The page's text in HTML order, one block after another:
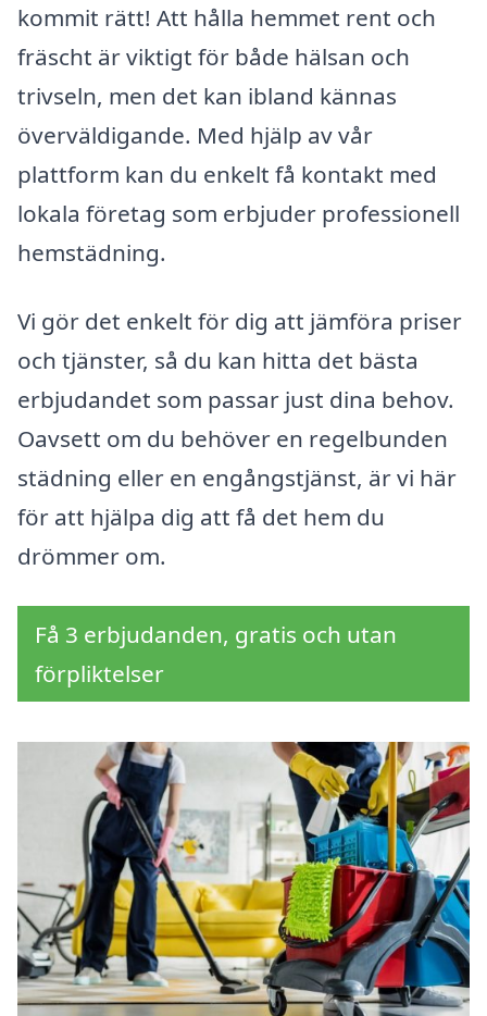
kommit rätt! Att hålla hemmet rent och
fräscht är viktigt för både hälsan och
trivseln, men det kan ibland kännas
överväldigande. Med hjälp av vår
plattform kan du enkelt få kontakt med
lokala företag som erbjuder professionell
hemstädning.
Vi gör det enkelt för dig att jämföra priser
och tjänster, så du kan hitta det bästa
erbjudandet som passar just dina behov.
Oavsett om du behöver en regelbunden
städning eller en engångstjänst, är vi här
för att hjälpa dig att få det hem du
drömmer om.
Få 3 erbjudanden, gratis och utan
förpliktelser